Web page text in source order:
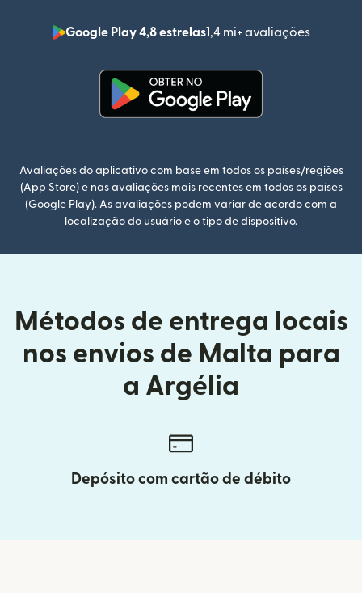
Google Play 4,8 estrelas1,4 mi+ avaliações
(abre
Avaliações do aplicativo com base em todos os países/regiões
(App Store) e nas avaliações mais recentes em todos os países
(Google Play). As avaliações podem variar de acordo com a
localização do usuário e o tipo de dispositivo.
Métodos de entrega locais
nos envios de Malta para
a Argélia
Depósito com cartão de débito